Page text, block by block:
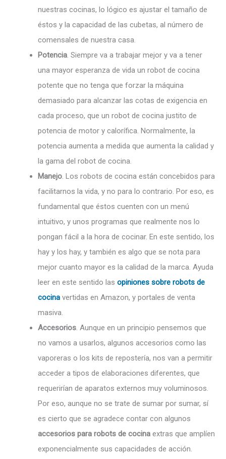
nuestras cocinas, lo lógico es ajustar el tamaño de
éstos y la capacidad de las cubetas, al número de
comensales de nuestra casa.
Potencia. Siempre va a trabajar mejor y va a tener
una mayor esperanza de vida un robot de cocina
potente que no tenga que forzar la máquina
demasiado para alcanzar las cotas de exigencia en
cada proceso, que un robot de cocina justito de
potencia de motor y calorífica. Normalmente, la
potencia aumenta a medida que aumenta la calidad y
la gama del robot de cocina.
Manejo. Los robots de cocina están concebidos para
facilitarnos la vida, y no para lo contrario. Por eso, es
fundamental que éstos cuenten con un menú
intuitivo, y unos programas que realmente nos lo
pongan fácil a la hora de cocinar. En este sentido, los
hay y los hay, y también es algo que se nota para
mejor cuanto mayor es la calidad de la marca. Ayuda
leer en este sentido las opiniones sobre robots de
cocina vertidas en Amazon, y portales de venta
masiva.
Accesorios. Aunque en un principio pensemos que
no vamos a usarlos, algunos accesorios como las
vaporeras o los kits de repostería, nos van a permitir
acceder a tipos de elaboraciones diferentes, que
requerirían de aparatos externos muy voluminosos.
Por eso, aunque no se trate de sumar por sumar, sí
es cierto que se agradece contar con algunos
accesorios para robots de cocina extras que amplíen
exponencialmente sus capacidades de acción.